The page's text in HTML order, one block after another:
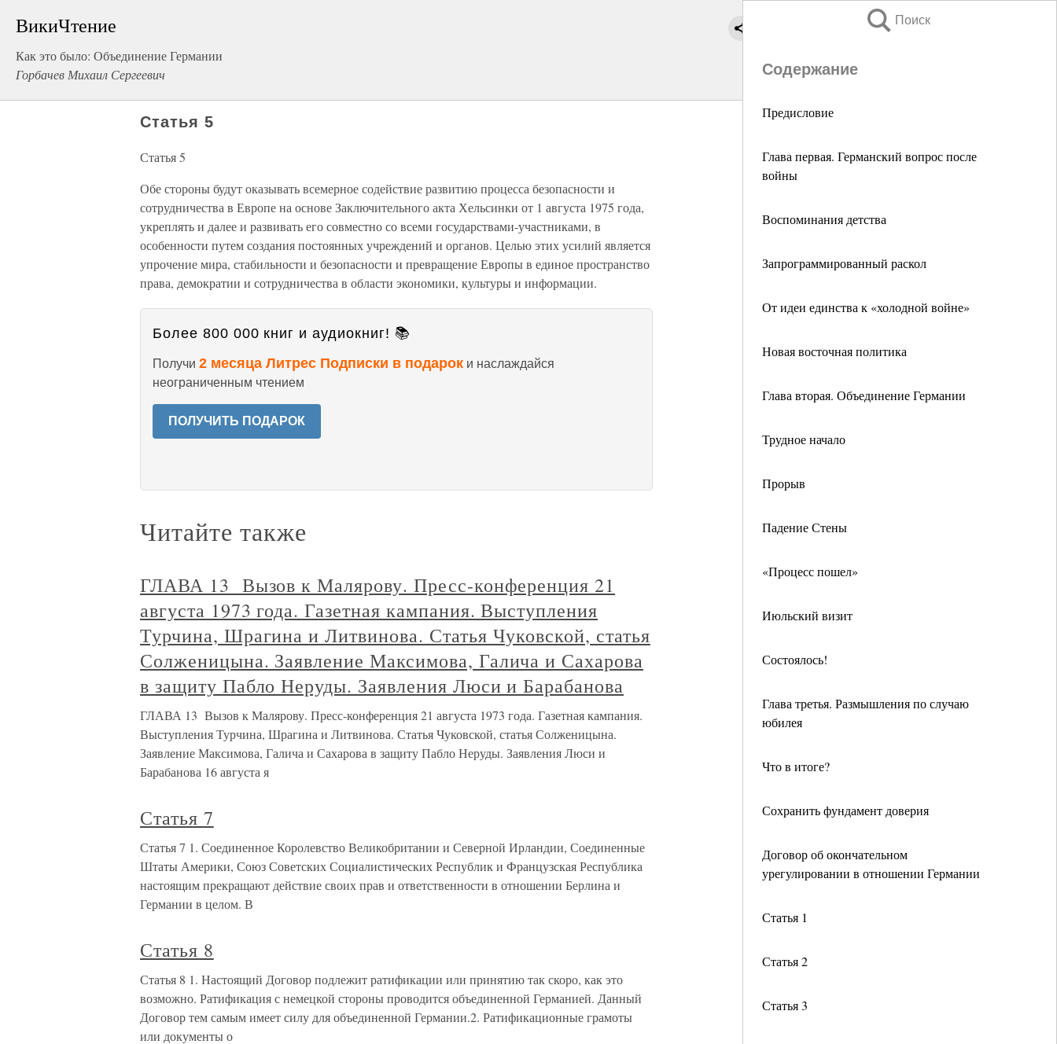
ВикиЧтение
Как это было: Объединение Германии
Горбачев Михаил Сергеевич
Поиск
Содержание
Предисловие
Глава первая. Германский вопрос после
войны
Воспоминания детства
Запрограммированный раскол
От идеи единства к «холодной войне»
Новая восточная политика
Глава вторая. Объединение Германии
Трудное начало
Прорыв
Падение Стены
«Процесс пошел»
Июльский визит
Состоялось!
Глава третья. Размышления по случаю
юбилея
Что в итоге?
Сохранить фундамент доверия
Договор об окончательном
урегулировании в отношении Германии
Статья 1
Статья 2
Статья 3
Статья 5
Статья 5
Обе стороны будут оказывать всемерное содействие развитию процесса безопасности и
сотрудничества в Европе на основе Заключительного акта Хельсинки от 1 августа 1975 года,
укреплять и далее и развивать его совместно со всеми государствами-участниками, в
особенности путем создания постоянных учреждений и органов. Целью этих усилий является
упрочение мира, стабильности и безопасности и превращение Европы в единое пространство
права, демократии и сотрудничества в области экономики, культуры и информации.
Более 800 000 книг и аудиокниг! 📚
Получи 2 месяца Литрес Подписки в подарок и наслаждайся
неограниченным чтением
ПОЛУЧИТЬ ПОДАРОК
Читайте также
ГЛАВА 13 Вызов к Малярову. Пресс-конференция 21
августа 1973 года. Газетная кампания. Выступления
Турчина, Шрагина и Литвинова. Статья Чуковской, статья
Солженицына. Заявление Максимова, Галича и Сахарова
в защиту Пабло Неруды. Заявления Люси и Барабанова
ГЛАВА 13 Вызов к Малярову. Пресс-конференция 21 августа 1973 года. Газетная кампания.
Выступления Турчина, Шрагина и Литвинова. Статья Чуковской, статья Солженицына.
Заявление Максимова, Галича и Сахарова в защиту Пабло Неруды. Заявления Люси и
Барабанова 16 августа я
Статья 7
Статья 7 1. Соединенное Королевство Великобритании и Северной Ирландии, Соединенные
Штаты Америки, Союз Советских Социалистических Республик и Французская Республика
настоящим прекращают действие своих прав и ответственности в отношении Берлина и
Германии в целом. В
Статья 8
Статья 8 1. Настоящий Договор подлежит ратификации или принятию так скоро, как это
возможно. Ратификация с немецкой стороны проводится объединенной Германией. Данный
Договор тем самым имеет силу для объединенной Германии.2. Ратификационные грамоты
или документы о